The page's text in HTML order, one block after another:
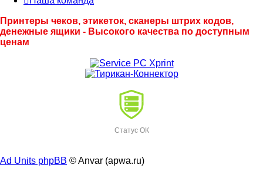
Принтеры чеков, этикеток, сканеры штрих кодов,
денежные ящики - Высокого качества по доступным
ценам
Статус ОК
Ad Units phpBB © Anvar (apwa.ru)